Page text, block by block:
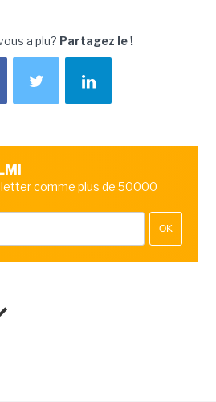
a plu? Partagez le !
comme plus de 50000
OK